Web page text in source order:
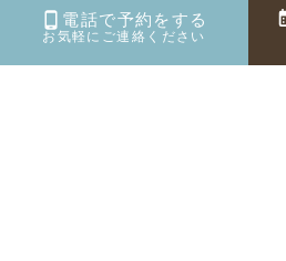
東京都新宿区神楽坂５丁
ディアライフ神楽坂 4階
電話で予約をする
お気軽にご連絡ください